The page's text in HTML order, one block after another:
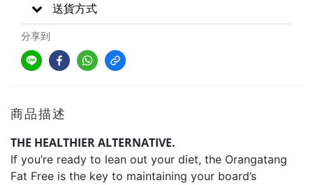
送貨方式
分享到
商品描述
THE HEALTHIER ALTERNATIVE.
If you’re ready to lean out your diet, the Orangatang
Fat Free is the key to maintaining your board’s